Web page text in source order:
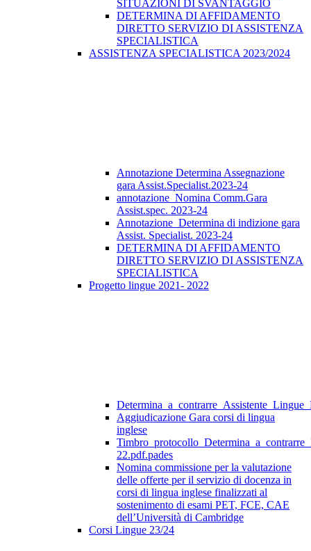
SITUAZIONI DI SVANTAGGIO
DETERMINA DI AFFIDAMENTO
DIRETTO SERVIZIO DI ASSISTENZA
SPECIALISTICA
ASSISTENZA SPECIALISTICA 2023/2024
Annotazione Determina Assegnazione
gara Assist.Specialist.2023-24
annotazione_Nomina Comm.Gara
Assist.spec. 2023-24
Annotazione_Determina di indizione gara
Assist. Specialist. 2023-24
DETERMINA DI AFFIDAMENTO
DIRETTO SERVIZIO DI ASSISTENZA
SPECIALISTICA
Progetto lingue 2021- 2022
Aggiudicazione Gara corsi di lingua
inglese
22.pdf.pades
Nomina commissione per la valutazione
delle offerte per il servizio di docenza in
corsi di lingua inglese finalizzati al
sostenimento di esami PET, FCE, CAE
dell’Università di Cambridge
Corsi Lingue 23/24